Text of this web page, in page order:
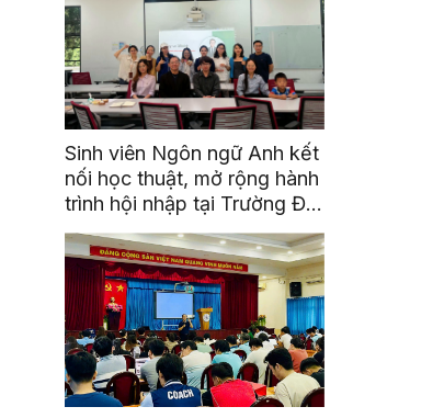
Sinh viên Ngôn ngữ Anh kết
nối học thuật, mở rộng hành
trình hội nhập tại Trường Đại
học Quốc gia Malaysia